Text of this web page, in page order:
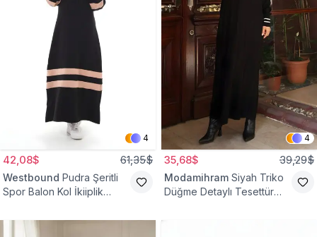
4
42,08$ 61,35$
Westbound Pudra Şeritli
Spor Balon Kol İkiiplik
4
35,68$ 39,29$
Modamihram Siyah Triko
Düğme Detaylı Tesettür